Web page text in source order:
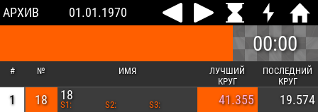
АРХИВ 01.01.1970
00:00
# № ИМЯ
ЛУЧШИЙ
КРУГ
ПОСЛЕДНИЙ
КРУГ
1 18 18
S1: S2: S3: 41.355
19.574